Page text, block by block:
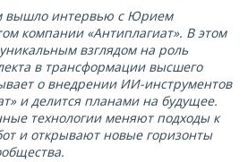
вышло интервью с Юрием
компании «Антиплагиат». В этом
взглядом на роль
в трансформации высшего
о внедрении ИИ-инструментов
и делится планами на будущее.
технологии меняют подходы к
и открывают новые горизонты